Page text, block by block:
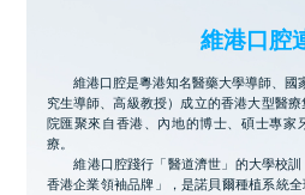
維港口腔
維港口腔是粵港知名醫藥大學導師、國
究生導師、高級教授）成立的香港大型醫
院匯聚來自香港、內地的博士、碩士專家
療。
維港口腔踐行「醫道濟世」的大學校
香港企業領袖品牌」，是諾貝爾種植系統